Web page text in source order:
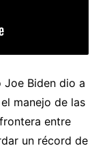
Joe Biden dio a
manejo de las
entre
un récord de